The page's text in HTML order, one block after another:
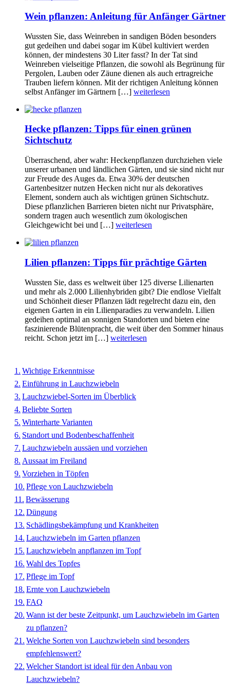
Wein pflanzen: Anleitung für Anfänger Gärtner
Wussten Sie, dass Weinreben in sandigen Böden besonders
gut gedeihen und dabei sogar im Kübel kultiviert werden
können, der mindestens 30 Liter fasst? In der Tat sind
Weinreben vielseitige Pflanzen, die sowohl als Begrünung für
Pergolen, Lauben oder Zäune dienen als auch ertragreiche
Trauben liefern können. Mit der richtigen Anleitung können
selbst Anfänger im Gärtnern […] weiterlesen
Hecke pflanzen: Tipps für einen grünen
Sichtschutz
Überraschend, aber wahr: Heckenpflanzen durchziehen viele
unserer urbanen und ländlichen Gärten, und sie sind nicht nur
zur Freude des Auges da. Etwa 30% der deutschen
Gartenbesitzer nutzen Hecken nicht nur als dekoratives
Element, sondern auch als wichtigen grünen Sichtschutz.
Diese pflanzlichen Barrieren bieten nicht nur Privatsphäre,
sondern tragen auch wesentlich zum ökologischen
Gleichgewicht bei und […] weiterlesen
Lilien pflanzen: Tipps für prächtige Gärten
Wussten Sie, dass es weltweit über 125 diverse Lilienarten
und mehr als 2.000 Lilienhybriden gibt? Die endlose Vielfalt
und Schönheit dieser Pflanzen lädt regelrecht dazu ein, den
eigenen Garten in ein Lilienparadies zu verwandeln. Lilien
gedeihen optimal an sonnigen Standorten und bieten eine
faszinierende Blütenpracht, die weit über den Sommer hinaus
reicht. Schon jetzt im […] weiterlesen
Wichtige Erkenntnisse
Einführung in Lauchzwiebeln
Lauchzwiebel-Sorten im Überblick
Beliebte Sorten
Winterharte Varianten
Standort und Bodenbeschaffenheit
Lauchzwiebeln aussäen und vorziehen
Aussaat im Freiland
Vorziehen in Töpfen
Pflege von Lauchzwiebeln
Bewässerung
Düngung
Schädlingsbekämpfung und Krankheiten
Lauchzwiebeln im Garten pflanzen
Lauchzwiebeln anpflanzen im Topf
Wahl des Topfes
Pflege im Topf
Ernte von Lauchzwiebeln
FAQ
Wann ist der beste Zeitpunkt, um Lauchzwiebeln im Garten
zu pflanzen?
Welche Sorten von Lauchzwiebeln sind besonders
empfehlenswert?
Welcher Standort ist ideal für den Anbau von
Lauchzwiebeln?